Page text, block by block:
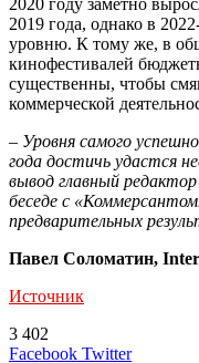
2019 года, однако в
уровню. К тому же, в
кинофестивалей
существенны, чтобы
коммерческой
– Уровня самого
года достичь удастся
вывод главный
беседе с «Коммерсантом
предварительных
Павел Соломатин,
Источник
3 402
Facebook TwitterLinkedIn
Tumblr
Reddit
Вконтакте
Skype
Messenger
Messenger
WhatsApp
Telegram
Viber
Line
Печатать